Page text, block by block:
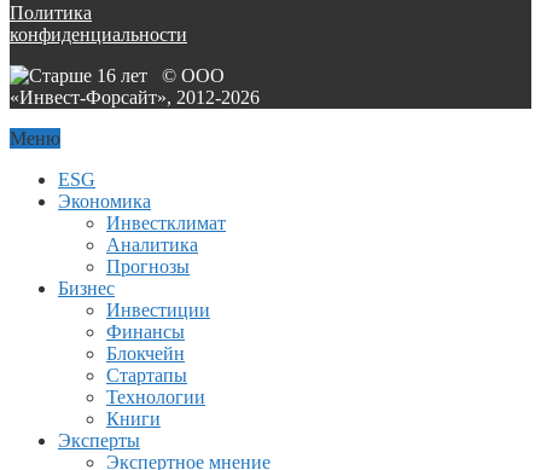
Политика
конфиденциальности
© ООО
«Инвест-Форсайт», 2012-2026
Меню
ESG
Экономика
Инвестклимат
Аналитика
Прогнозы
Бизнес
Инвестиции
Финансы
Блокчейн
Стартапы
Технологии
Книги
Эксперты
Экспертное мнение